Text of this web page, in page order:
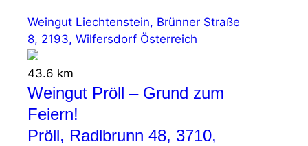
Weingut Liechtenstein, Brünner Straße
8, 2193, Wilfersdorf Österreich
43.6 km
Weingut Pröll – Grund zum
Feiern!
Pröll, Radlbrunn 48, 3710,